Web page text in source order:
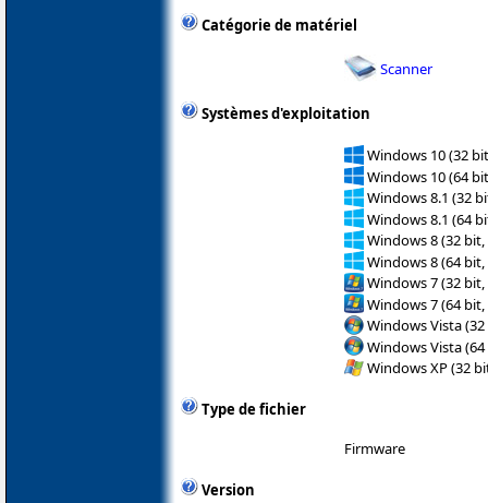
Catégorie de matériel
Scanner
Systèmes d'exploitation
Windows 10 (32
Windows 10 (64
Windows 8.1 (32
Windows 8.1 (64
Windows 8 (32 bit,
Windows 8 (64 bit,
Windows 7 (32 bit,
Windows 7 (64 bit,
Windows Vista
Windows Vista
Windows XP (32
Type de fichier
Firmware
Version